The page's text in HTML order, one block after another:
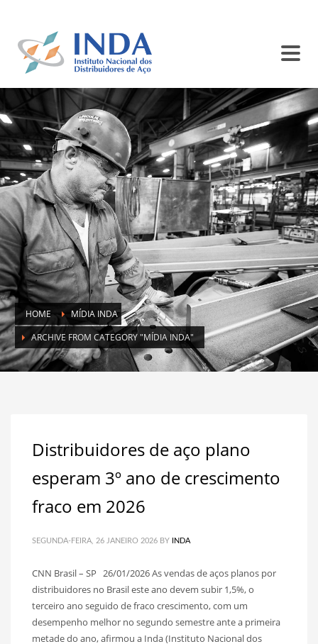
HOME
MÍDIA INDA
ARCHIVE FROM CATEGORY "MÍDIA INDA"
Distribuidores de aço plano
esperam 3º ano de crescimento
fraco em 2026
SEGUNDA-FEIRA, 26 JANEIRO 2026 BY INDA
CNN Brasil – SP 26/01/2026 As vendas de aços planos por
distribuidores no Brasil este ano devem subir 1,5%, o
terceiro ano seguido de fraco crescimento, com um
desempenho melhor no segundo semestre ante a primeira
metade do ano, afirmou a Inda (Instituto Nacional dos